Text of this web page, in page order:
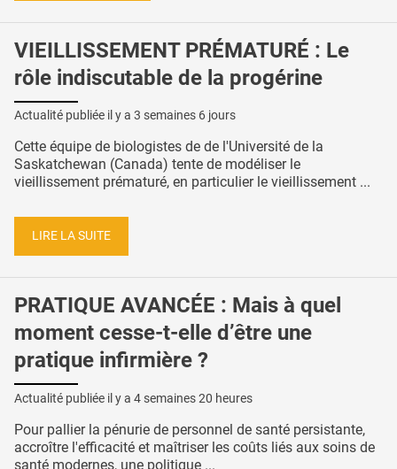
VIEILLISSEMENT PRÉMATURÉ : Le
rôle indiscutable de la progérine
Actualité publiée il y a 3 semaines 6 jours
Cette équipe de biologistes de de l'Université de la
Saskatchewan (Canada) tente de modéliser le
vieillissement prématuré, en particulier le vieillissement ...
LIRE LA SUITE
PRATIQUE AVANCÉE : Mais à quel
moment cesse-t-elle d’être une
pratique infirmière ?
Actualité publiée il y a 4 semaines 20 heures
Pour pallier la pénurie de personnel de santé persistante,
accroître l'efficacité et maîtriser les coûts liés aux soins de
santé modernes, une politique ...